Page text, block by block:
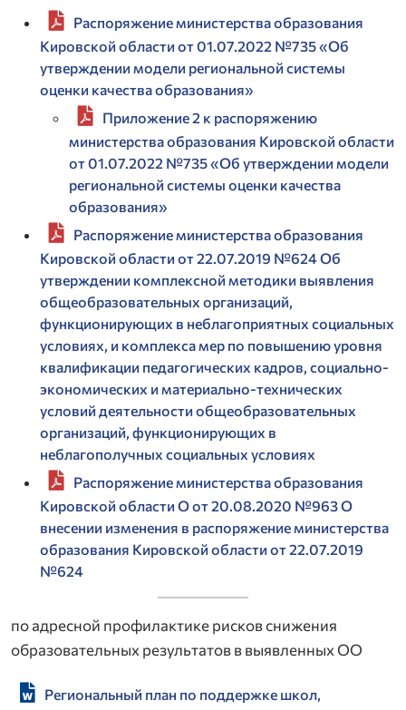
Распоряжение министерства образования
Кировской области от 01.07.2022 №735 «Об
утверждении модели региональной системы
оценки качества образования»
Приложение 2 к распоряжению
министерства образования Кировской области
от 01.07.2022 №735 «Об утверждении модели
региональной системы оценки качества
образования»
Распоряжение министерства образования
Кировской области от 22.07.2019 №624 Об
утверждении комплексной методики выявления
общеобразовательных организаций,
функционирующих в неблагоприятных социальных
условиях, и комплекса мер по повышению уровня
квалификации педагогических кадров, социально-
экономических и материально-технических
условий деятельности общеобразовательных
организаций, функционирующих в
неблагополучных социальных условиях
Распоряжение министерства образования
Кировской области О от 20.08.2020 №963 О
внесении изменения в распоряжение министерства
образования Кировской области от 22.07.2019
№624
по адресной профилактике рисков снижения
образовательных результатов в выявленных ОО
Региональный план по поддержке школ,